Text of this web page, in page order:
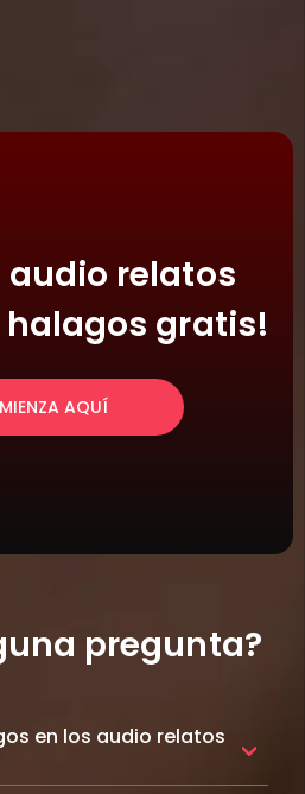
audio relatos
gratis!
AQUÍ
pregunta?
en los audio relatos